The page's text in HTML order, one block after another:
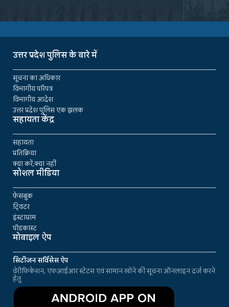
उत्तर प्रदेश पुलिस के बारे में
सूचना का अधिकार
विभागीय परिपत्र
विभागीय आदेश
उत्तर प्रदेश पुलिस एक झलक
सहायता केंद्र
सहायता
प्रतिक्रिया
क्या करें,क्या नहीं
सोशल मीडिया
फेसबुक
ट्विटर
इंस्टाग्राम
पॉडकास्ट
मोबाइल ऐप
सिटीजन सर्विसेस ऐप
वेरीफिकेशन, एफआईआर स्टेटस एवं सामान खोने की सूचना ऑनलाइन दर्ज करने
हेतु